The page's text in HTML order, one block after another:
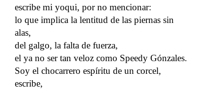
escribe mi yoqui, por no mencionar:
lo que implica la lentitud de las piernas sin
alas,
del galgo, la falta de fuerza,
el ya no ser tan veloz como Speedy Gónzales.
Soy el chocarrero espíritu de un corcel,
escribe,